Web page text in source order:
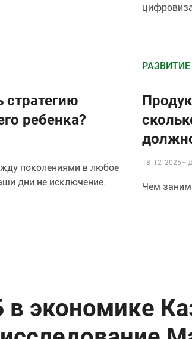
стратегию
ребенка?
поколениями в любое
дни не исключение.
РАЗВИТИЕ
18-12-2025–
Чем
экономике